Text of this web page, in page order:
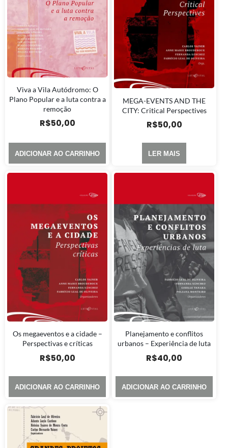
Viva a Vila Autódromo: O
Plano Popular e a luta contra a
remoção
R$50,00
ADICIONAR AO CARRINHO
MEGA-EVENTS AND THE
CITY: Critical Perspectives
R$50,00
LER MAIS
Os megaeventos e a cidade –
Perspectivas e críticas
R$50,00
ADICIONAR AO CARRINHO
Planejamento e conflitos
urbanos – Experiência de luta
R$40,00
ADICIONAR AO CARRINHO